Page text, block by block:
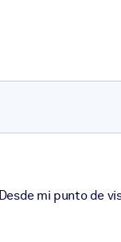
mi punto de